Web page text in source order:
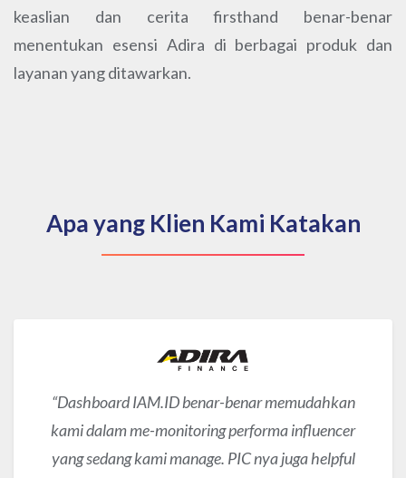
keaslian dan cerita firsthand benar-benar
menentukan esensi Adira di berbagai produk dan
layanan yang ditawarkan.
Apa yang Klien Kami Katakan
“Dashboard IAM.ID benar-benar memudahkan
kami dalam me-monitoring performa influencer
yang sedang kami manage. PIC nya juga helpful